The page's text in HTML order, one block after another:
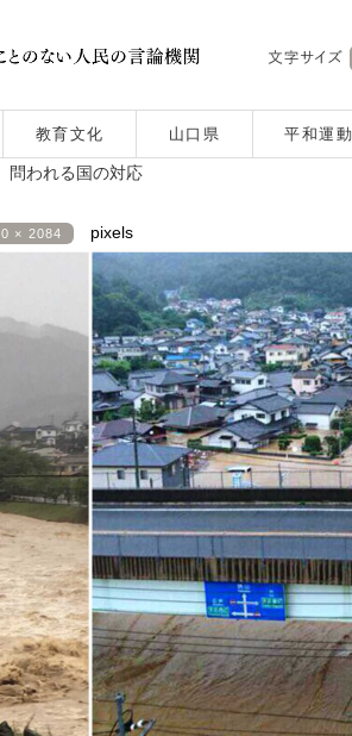
教育文化 山口県 平和運動
われる国の対応
× 2084 pixels